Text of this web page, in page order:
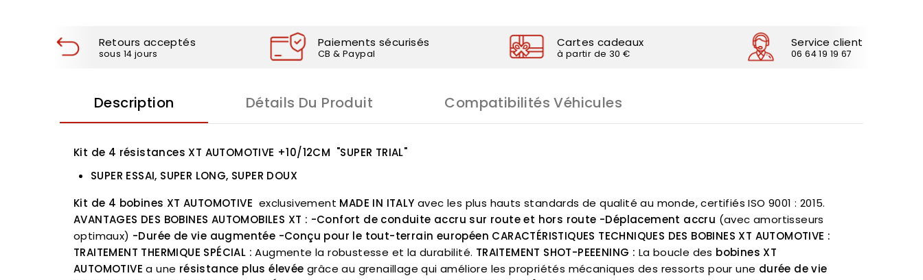
Retours acceptés
sous 14 jours
Paiements sécurisés
CB & Paypal
Cartes cadeaux
à partir de 30 €
Service client
06 64 19 19 67
Description Détails Du Produit Compatibilités Véhicules
Kit de 4 résistances XT AUTOMOTIVE +10/12CM "SUPER TRIAL"
SUPER ESSAI, SUPER LONG, SUPER DOUX
Kit de 4 bobines XT AUTOMOTIVE exclusivement MADE IN ITALY avec les plus hauts standards de qualité au monde, certifiés ISO 9001 : 2015.
AVANTAGES DES BOBINES AUTOMOBILES XT : -Confort de conduite accru sur route et hors route -Déplacement accru (avec amortisseurs
optimaux) -Durée de vie augmentée -Conçu pour le tout-terrain européen CARACTÉRISTIQUES TECHNIQUES DES BOBINES XT AUTOMOTIVE :
TRAITEMENT THERMIQUE SPÉCIAL : Augmente la robustesse et la durabilité. TRAITEMENT SHOT-PEEENING : La boucle des bobines XT
AUTOMOTIVE a une résistance plus élevée grâce au grenaillage qui améliore les propriétés mécaniques des ressorts pour une durée de vie